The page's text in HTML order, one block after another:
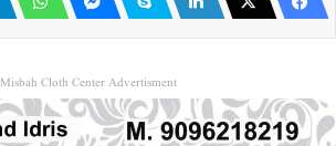
Misbah Cloth Center Advertisment